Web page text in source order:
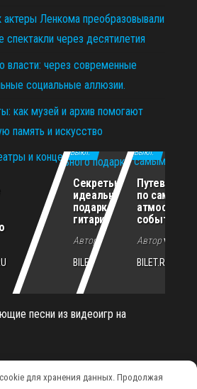
актеры Ленкома преобразовывали
спектакли через десятилетия
власти: через современные
социальные аллюзии.
как музей и архив помогают
память и искусство11.12.2025
Выкл.
Секреты
идеального
подарка для
гитариста
Автор VIP-
BILET.RU
Выкл.
по самым
событиям
АвторVIP-
BILET.RU
WordPress Тема: Envo Magazine
cookie для хранения данных. Продолжая